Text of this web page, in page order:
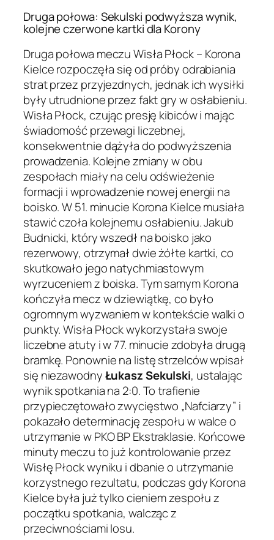
Druga połowa: Sekulski podwyższa wynik,
kolejne czerwone kartki dla Korony
Druga połowa meczu Wisła Płock – Korona
Kielce rozpoczęła się od próby odrabiania
strat przez przyjezdnych, jednak ich wysiłki
były utrudnione przez fakt gry w osłabieniu.
Wisła Płock, czując presję kibiców i mając
świadomość przewagi liczebnej,
konsekwentnie dążyła do podwyższenia
prowadzenia. Kolejne zmiany w obu
zespołach miały na celu odświeżenie
formacji i wprowadzenie nowej energii na
boisko. W 51. minucie Korona Kielce musiała
stawić czoła kolejnemu osłabieniu. Jakub
Budnicki, który wszedł na boisko jako
rezerwowy, otrzymał dwie żółte kartki, co
skutkowało jego natychmiastowym
wyrzuceniem z boiska. Tym samym Korona
kończyła mecz w dziewiątkę, co było
ogromnym wyzwaniem w kontekście walki o
punkty. Wisła Płock wykorzystała swoje
liczebne atuty i w 77. minucie zdobyła drugą
bramkę. Ponownie na listę strzelców wpisał
się niezawodnyŁukasz Sekulski, ustalając
wynik spotkania na 2:0. To trafienie
przypieczętowało zwycięstwo „Nafciarzy” i
pokazało determinację zespołu w walce o
utrzymanie w PKO BP Ekstraklasie. Końcowe
minuty meczu to już kontrolowanie przez
Wisłę Płock wyniku i dbanie o utrzymanie
korzystnego rezultatu, podczas gdy Korona
Kielce była już tylko cieniem zespołu z
początku spotkania, walcząc z
przeciwnościami losu.